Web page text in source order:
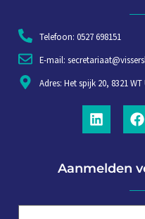
Telefoon: 0527 698151
E-mail:
Adres: Het spijk 20, 8321 WT
Aanmelden